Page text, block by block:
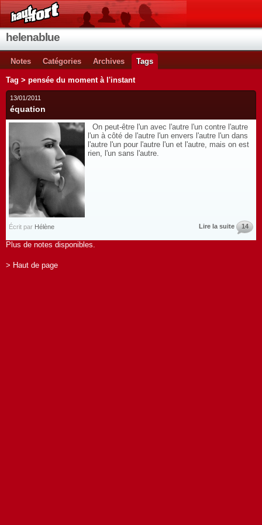
helenablue
Notes Catégories Archives Tags
Tag > pensée du moment à l'instant
13/01/2011
équation
On peut-être l'un avec l'autre l'un contre l'autre
l'un à côté de l'autre l'un envers l'autre l'un dans
l'autre l'un pour l'autre l'un et l'autre, mais on est
rien, l'un sans l'autre.
Écrit par Hélène Lire la suite 14
Plus de notes disponibles.
> Haut de page